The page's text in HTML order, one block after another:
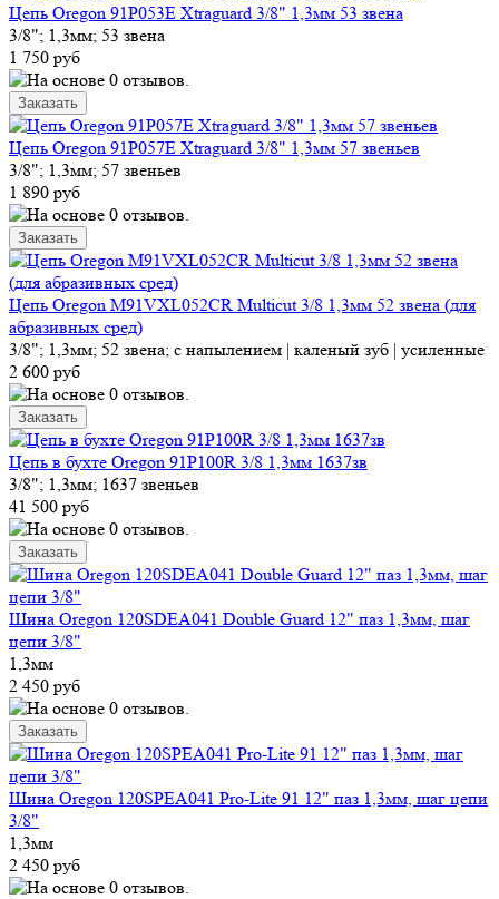
Цепь Oregon 91P053E Xtraguard 3/8" 1,3мм 53 звена
3/8"; 1,3мм; 53 звена
1 750 руб
Цепь Oregon 91P057E Xtraguard 3/8" 1,3мм 57 звеньев
3/8"; 1,3мм; 57 звеньев
1 890 руб
Цепь Oregon M91VXL052CR Multicut 3/8 1,3мм 52 звена (для
абразивных сред)
3/8"; 1,3мм; 52 звена; с напылением | каленый зуб | усиленные
2 600 руб
Цепь в бухте Oregon 91P100R 3/8 1,3мм 1637зв
3/8"; 1,3мм; 1637 звеньев
41 500 руб
Шина Oregon 120SDEA041 Double Guard 12" паз 1,3мм, шаг
цепи 3/8"
1,3мм
2 450 руб
Шина Oregon 120SPEA041 Pro-Lite 91 12" паз 1,3мм, шаг цепи
3/8"
1,3мм
2 450 руб